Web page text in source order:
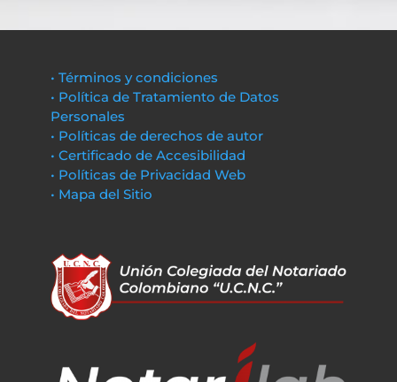
• Términos y condiciones
• Política de Tratamiento de Datos
Personales
• Políticas de derechos de autor
• Certificado de Accesibilidad
• Políticas de Privacidad Web
• Mapa del Sitio